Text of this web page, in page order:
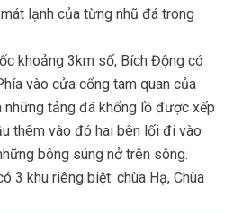
lạnh của từng nhũ đá trong
khoảng 3km số, Bích Động có
vào cửa cổng tam quan của
những tảng đá khổng lồ được xếp
thêm vào đó hai bên lối đi vào
bông súng nở trên sông.
3 khu riêng biệt: chùa Hạ, Chùa